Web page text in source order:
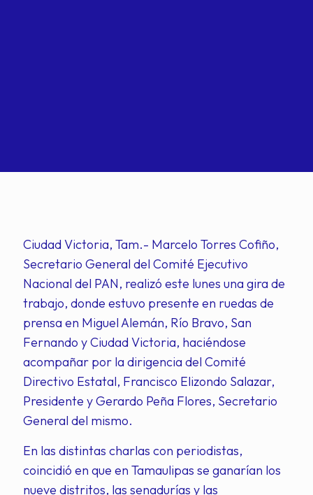
Ciudad Victoria, Tam.- Marcelo Torres Cofiño,
Secretario General del Comité Ejecutivo
Nacional del PAN, realizó este lunes una gira de
trabajo, donde estuvo presente en ruedas de
prensa en Miguel Alemán, Río Bravo, San
Fernando y Ciudad Victoria, haciéndose
acompañar por la dirigencia del Comité
Directivo Estatal, Francisco Elizondo Salazar,
Presidente y Gerardo Peña Flores, Secretario
General del mismo.
En las distintas charlas con periodistas,
coincidió en que en Tamaulipas se ganarían los
nueve distritos, las senadurías y las